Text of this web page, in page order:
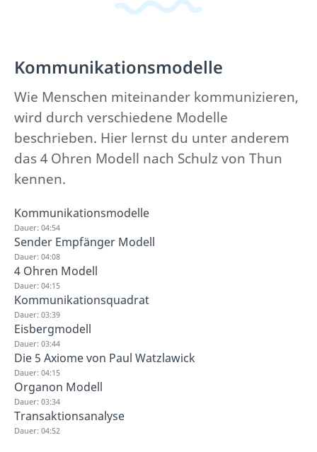
Kommunikationsmodelle
Wie Menschen miteinander kommunizieren,
wird durch verschiedene Modelle
beschrieben. Hier lernst du unter anderem
das 4 Ohren Modell nach Schulz von Thun
kennen.
Kommunikationsmodelle
Dauer: 04:54
Sender Empfänger Modell
Dauer: 04:08
4 Ohren Modell
Dauer: 04:15
Kommunikationsquadrat
Dauer: 03:39
Eisbergmodell
Dauer: 03:44
Die 5 Axiome von Paul Watzlawick
Dauer: 04:15
Organon Modell
Dauer: 03:34
Transaktionsanalyse
Dauer: 04:52